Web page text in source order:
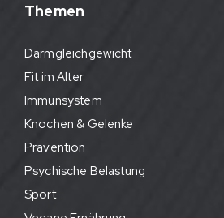
Themen
Darmgleichgewicht
Fit im Alter
Immunsystem
Knochen & Gelenke
Prävention
Psychische Belastung
Sport